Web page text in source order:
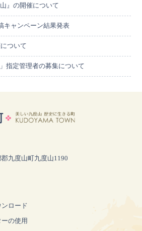
』の開催について
キャンペーン結果発表
ついて
指定管理者の募集について
九度山町九度山1190
ロード
の使用